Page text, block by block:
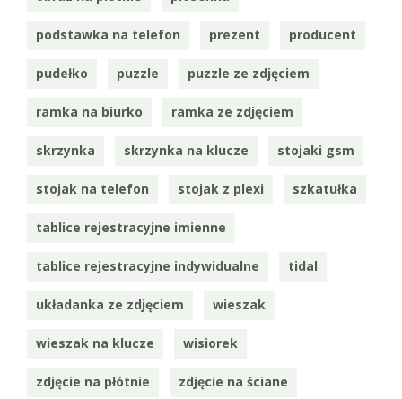
podstawka na telefon prezent producent
pudełko puzzle puzzle ze zdjęciem
ramka na biurko ramka ze zdjęciem
skrzynka skrzynka na klucze stojaki gsm
stojak na telefon stojak z plexi szkatułka
tablice rejestracyjne imienne
tablice rejestracyjne indywidualne tidal
układanka ze zdjęciem wieszak
wieszak na klucze wisiorek
zdjęcie na płótnie zdjęcie na ściane